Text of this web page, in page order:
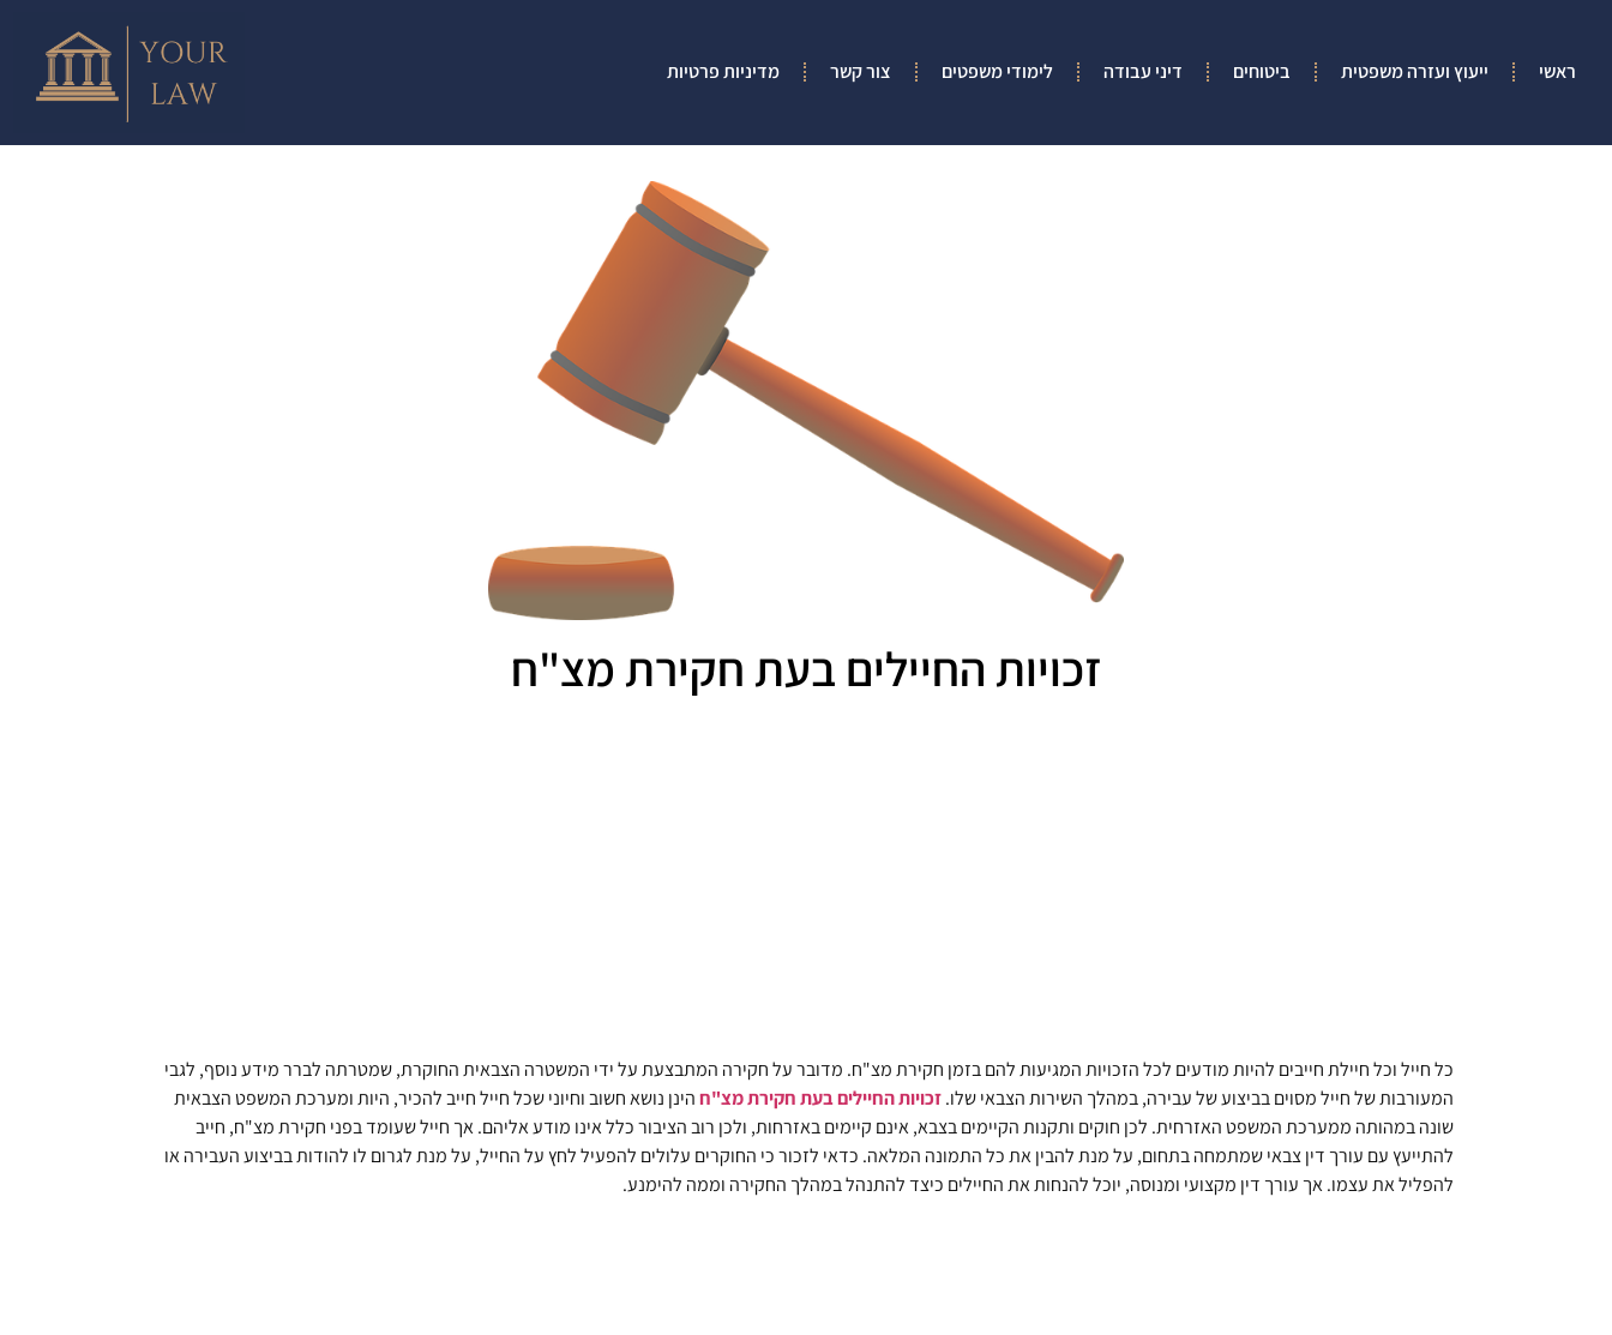
ראשי ייעוץ ועזרה משפטית ביטוחים דיני עבודה לימודי משפטים צור קשר מדיניות פרטיות
זכויות החיילים בעת חקירת מצ"ח
כל חייל וכל חיילת חייבים להיות מודעים לכל הזכויות המגיעות להם בזמן חקירת מצ"ח. מדובר על חקירה המתבצעת על ידי המשטרה הצבאית החוקרת, שמטרתה לברר מידע נוסף, לגבי
המעורבות של חייל מסוים בביצוע של עבירה, במהלך השירות הצבאי שלו.זכויות החיילים בעת חקירת מצ"חהינן נושא חשוב וחיוני שכל חייל חייב להכיר, היות ומערכת המשפט הצבאית
שונה במהותה ממערכת המשפט האזרחית. לכן חוקים ותקנות הקיימים בצבא, אינם קיימים באזרחות, ולכן רוב הציבור כלל אינו מודע אליהם. אך חייל שעומד בפני חקירת מצ"ח, חייב
להתייעץ עם עורך דין צבאי שמתמחה בתחום, על מנת להבין את כל התמונה המלאה. כדאי לזכור כי החוקרים עלולים להפעיל לחץ על החייל, על מנת לגרום לו להודות בביצוע העבירה או
להפליל את עצמו. אך עורך דין מקצועי ומנוסה, יוכל להנחות את החיילים כיצד להתנהל במהלך החקירה וממה להימנע.